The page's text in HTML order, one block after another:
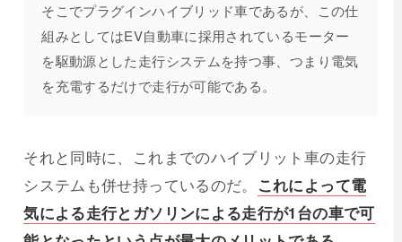
そこでプラグインハイブリッド車であるが、この仕
組みとしてはEV自動車に採用されているモーター
を駆動源とした走行システムを持つ事、つまり電気
を充電するだけで走行が可能である。
それと同時に、これまでのハイブリット車の走行
システムも併せ持っているのだ。 これによって電
気による走行とガソリンによる走行が1台の車で可